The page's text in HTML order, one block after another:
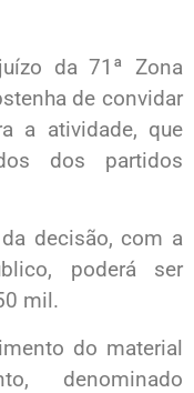
da 71ª Zona
de convidar
a atividade, que
dos partidos
decisão, com a
poderá ser
mil.
do material
denominado